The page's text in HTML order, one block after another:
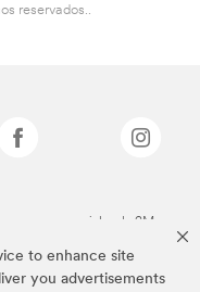
to enhance site
you advertisements
reservados..
comerciales de 3M.